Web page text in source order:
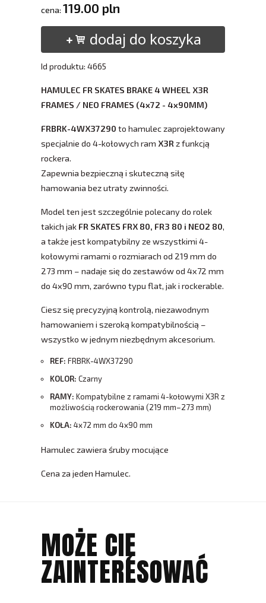
cena: 119.00 pln
dodaj do koszyka
Id produktu: 4665
HAMULEC FR SKATES BRAKE 4 WHEEL X3R
FRAMES / NEO FRAMES (4x72 - 4x90MM)
FRBRK-4WX37290 to hamulec zaprojektowany
specjalnie do 4-kołowych ram X3R z funkcją
rockera.
Zapewnia bezpieczną i skuteczną siłę
hamowania bez utraty zwinności.
Model ten jest szczególnie polecany do rolek
takich jak FR SKATES FRX 80, FR3 80 i NEO2 80,
a także jest kompatybilny ze wszystkimi 4-
kołowymi ramami o rozmiarach od 219 mm do
273 mm – nadaje się do zestawów od 4x72 mm
do 4x90 mm, zarówno typu flat, jak i rockerable.
Ciesz się precyzyjną kontrolą, niezawodnym
hamowaniem i szeroką kompatybilnością –
wszystko w jednym niezbędnym akcesorium.
REF: FRBRK-4WX37290
KOLOR: Czarny
RAMY: Kompatybilne z ramami 4-kołowymi X3R z
możliwością rockerowania (219 mm–273 mm)
KOŁA: 4x72 mm do 4x90 mm
Hamulec zawiera śruby mocujące
Cena za jeden Hamulec.
MOŻE CIĘ
ZAINTERESOWAĆ